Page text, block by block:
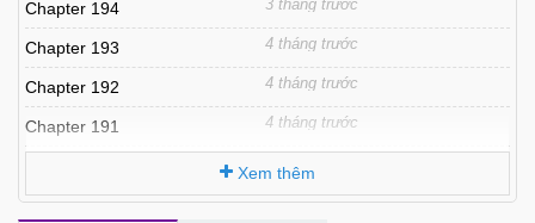
Chapter 194 3 tháng trước
Chapter 193 4 tháng trước
Chapter 192 4 tháng trước
Chapter 191 4 tháng trước
Chapter 189 5 tháng trước
Xem thêm